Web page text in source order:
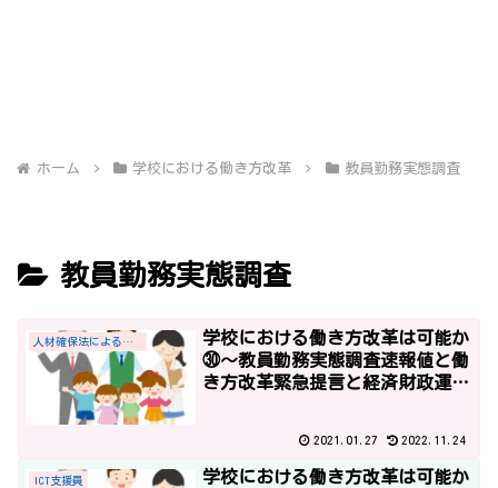
ホーム 学校における働き方改革 教員勤務実態調査
教員勤務実態調査
人材確保法による教員給与の優遇措置
学校における働き方改革は可能か
㉚～教員勤務実態調査速報値と働
き方改革緊急提言と経済財政運営
2021.01.27 2022.11.24
ICT支援員 学校における働き方改革は可能か